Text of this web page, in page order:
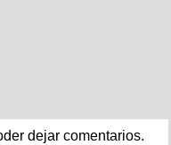
dejar comentarios.